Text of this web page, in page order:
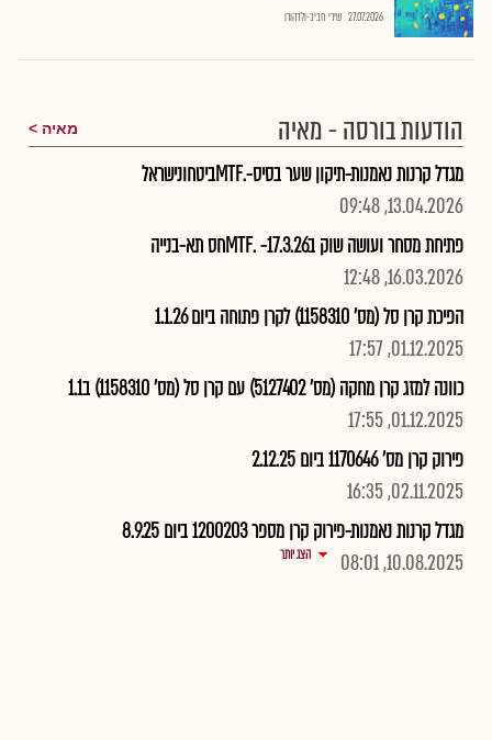
27.07.2026 שירי חביב-ולדהורן
הודעות בורסה - מאיה מאיה
מגדל קרנות נאמנות-תיקון שער בסיס-.MTFביטחונישראל
13.04.2026, 09:48
פתיחת מסחר ועושה שוק ב17.3.26- .MTFחס תא-בנייה
16.03.2026, 12:48
הפיכת קרן סל (מס' 1158310) לקרן פתוחה ביום 1.1.26
01.12.2025, 17:57
כוונה למזג קרן מחקה (מס' 5127402) עם קרן סל (מס' 1158310) ב1.1
01.12.2025, 17:55
פירוק קרן מס' 1170646 ביום 2.12.25
02.11.2025, 16:35
מגדל קרנות נאמנות-פירוק קרן מספר 1200203 ביום 8.9.25
10.08.2025, 08:01
הצג יותר